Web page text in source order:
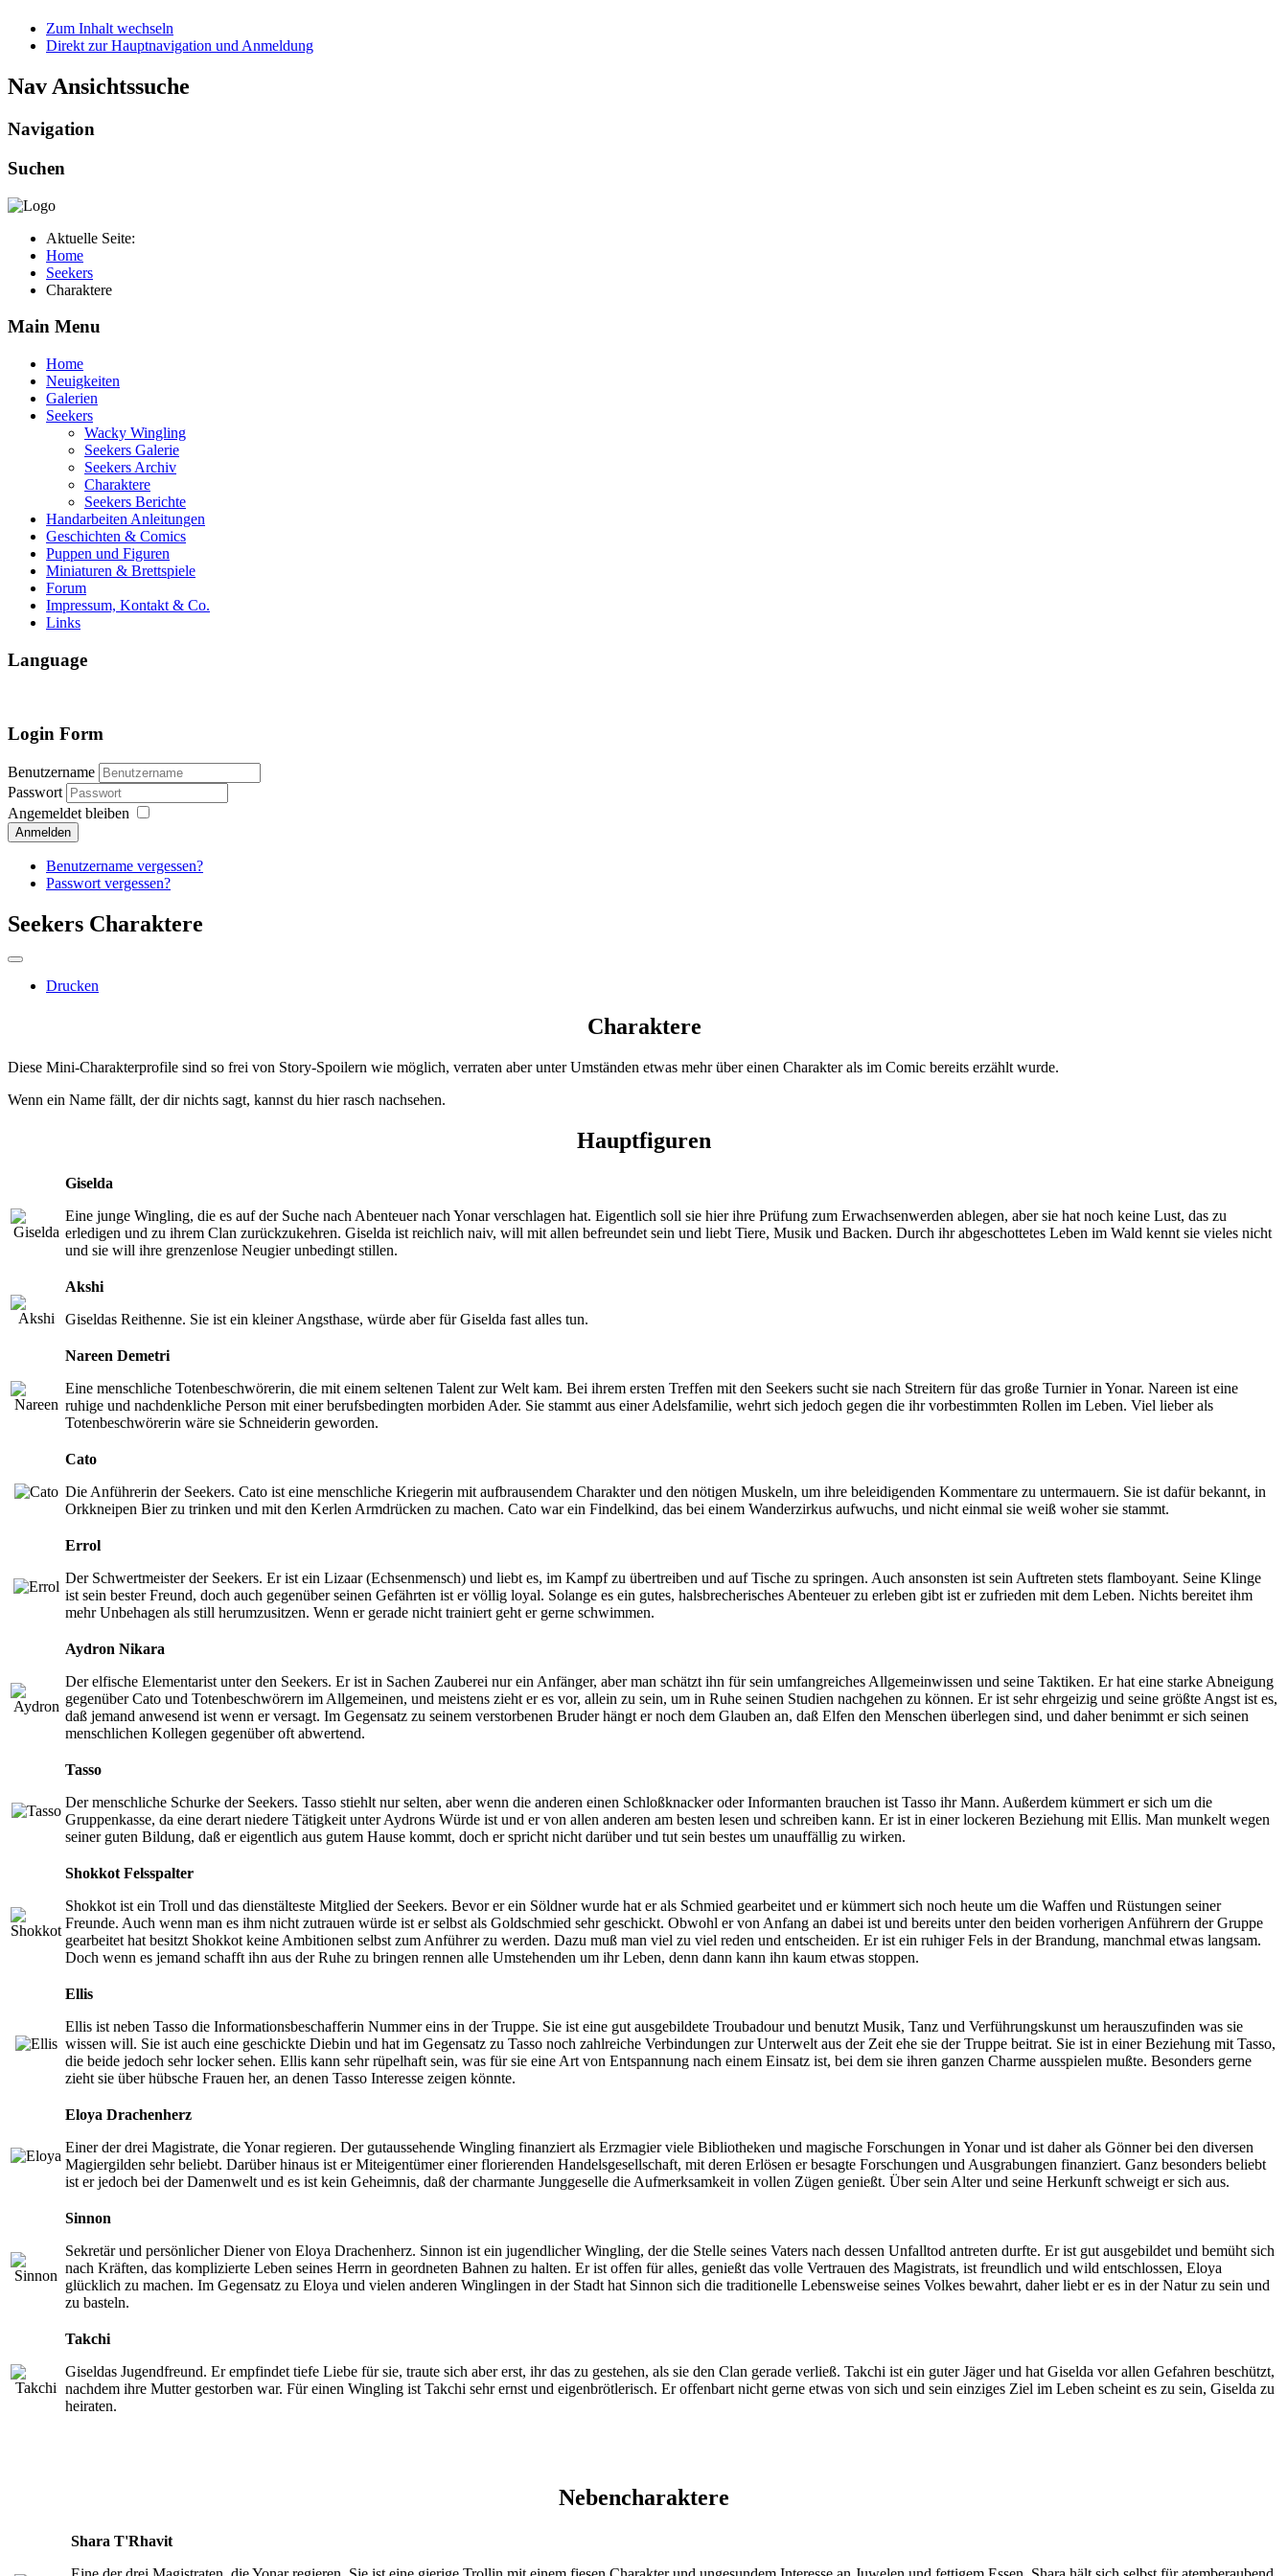
Zum Inhalt wechseln
Direkt zur Hauptnavigation und Anmeldung
Nav Ansichtssuche
Navigation
Suchen
Aktuelle Seite:
Home
Seekers
Charaktere
Main Menu
Home
Neuigkeiten
Galerien
Seekers
Wacky Wingling
Seekers Galerie
Seekers Archiv
Charaktere
Seekers Berichte
Handarbeiten Anleitungen
Geschichten & Comics
Puppen und Figuren
Miniaturen & Brettspiele
Forum
Impressum, Kontakt & Co.
Links
Language
Login Form
Benutzername
Passwort
Angemeldet bleiben
Anmelden
Benutzername vergessen?
Passwort vergessen?
Seekers Charaktere
Drucken
Charaktere
Diese Mini-Charakterprofile sind so frei von Story-Spoilern wie möglich, verraten aber unter Umständen etwas mehr über einen Charakter als im Comic bereits erzählt wurde.
Wenn ein Name fällt, der dir nichts sagt, kannst du hier rasch nachsehen.
Hauptfiguren
Giselda
Eine junge Wingling, die es auf der Suche nach Abenteuer nach Yonar verschlagen hat. Eigentlich soll sie hier ihre Prüfung zum Erwachsenwerden ablegen, aber sie hat noch keine Lust, das zu
erledigen und zu ihrem Clan zurückzukehren. Giselda ist reichlich naiv, will mit allen befreundet sein und liebt Tiere, Musik und Backen. Durch ihr abgeschottetes Leben im Wald kennt sie vieles nicht
und sie will ihre grenzenlose Neugier unbedingt stillen.
Akshi
Giseldas Reithenne. Sie ist ein kleiner Angsthase, würde aber für Giselda fast alles tun.
Nareen Demetri
Eine menschliche Totenbeschwörerin, die mit einem seltenen Talent zur Welt kam. Bei ihrem ersten Treffen mit den Seekers sucht sie nach Streitern für das große Turnier in Yonar. Nareen ist eine
ruhige und nachdenkliche Person mit einer berufsbedingten morbiden Ader. Sie stammt aus einer Adelsfamilie, wehrt sich jedoch gegen die ihr vorbestimmten Rollen im Leben. Viel lieber als
Totenbeschwörerin wäre sie Schneiderin geworden.
Cato
Die Anführerin der Seekers. Cato ist eine menschliche Kriegerin mit aufbrausendem Charakter und den nötigen Muskeln, um ihre beleidigenden Kommentare zu untermauern. Sie ist dafür bekannt, in
Orkkneipen Bier zu trinken und mit den Kerlen Armdrücken zu machen. Cato war ein Findelkind, das bei einem Wanderzirkus aufwuchs, und nicht einmal sie weiß woher sie stammt.
Errol
Der Schwertmeister der Seekers. Er ist ein Lizaar (Echsenmensch) und liebt es, im Kampf zu übertreiben und auf Tische zu springen. Auch ansonsten ist sein Auftreten stets flamboyant. Seine Klinge
ist sein bester Freund, doch auch gegenüber seinen Gefährten ist er völlig loyal. Solange es ein gutes, halsbrecherisches Abenteuer zu erleben gibt ist er zufrieden mit dem Leben. Nichts bereitet ihm
mehr Unbehagen als still herumzusitzen. Wenn er gerade nicht trainiert geht er gerne schwimmen.
Aydron Nikara
Der elfische Elementarist unter den Seekers. Er ist in Sachen Zauberei nur ein Anfänger, aber man schätzt ihn für sein umfangreiches Allgemeinwissen und seine Taktiken. Er hat eine starke Abneigung
gegenüber Cato und Totenbeschwörern im Allgemeinen, und meistens zieht er es vor, allein zu sein, um in Ruhe seinen Studien nachgehen zu können. Er ist sehr ehrgeizig und seine größte Angst ist es,
daß jemand anwesend ist wenn er versagt. Im Gegensatz zu seinem verstorbenen Bruder hängt er noch dem Glauben an, daß Elfen den Menschen überlegen sind, und daher benimmt er sich seinen
menschlichen Kollegen gegenüber oft abwertend.
Tasso
Der menschliche Schurke der Seekers. Tasso stiehlt nur selten, aber wenn die anderen einen Schloßknacker oder Informanten brauchen ist Tasso ihr Mann. Außerdem kümmert er sich um die
Gruppenkasse, da eine derart niedere Tätigkeit unter Aydrons Würde ist und er von allen anderen am besten lesen und schreiben kann. Er ist in einer lockeren Beziehung mit Ellis. Man munkelt wegen
seiner guten Bildung, daß er eigentlich aus gutem Hause kommt, doch er spricht nicht darüber und tut sein bestes um unauffällig zu wirken.
Shokkot Felsspalter
Shokkot ist ein Troll und das dienstälteste Mitglied der Seekers. Bevor er ein Söldner wurde hat er als Schmied gearbeitet und er kümmert sich noch heute um die Waffen und Rüstungen seiner
Freunde. Auch wenn man es ihm nicht zutrauen würde ist er selbst als Goldschmied sehr geschickt. Obwohl er von Anfang an dabei ist und bereits unter den beiden vorherigen Anführern der Gruppe
gearbeitet hat besitzt Shokkot keine Ambitionen selbst zum Anführer zu werden. Dazu muß man viel zu viel reden und entscheiden. Er ist ein ruhiger Fels in der Brandung, manchmal etwas langsam.
Doch wenn es jemand schafft ihn aus der Ruhe zu bringen rennen alle Umstehenden um ihr Leben, denn dann kann ihn kaum etwas stoppen.
Ellis
Ellis ist neben Tasso die Informationsbeschafferin Nummer eins in der Truppe. Sie ist eine gut ausgebildete Troubadour und benutzt Musik, Tanz und Verführungskunst um herauszufinden was sie
wissen will. Sie ist auch eine geschickte Diebin und hat im Gegensatz zu Tasso noch zahlreiche Verbindungen zur Unterwelt aus der Zeit ehe sie der Truppe beitrat. Sie ist in einer Beziehung mit Tasso,
die beide jedoch sehr locker sehen. Ellis kann sehr rüpelhaft sein, was für sie eine Art von Entspannung nach einem Einsatz ist, bei dem sie ihren ganzen Charme ausspielen mußte. Besonders gerne
zieht sie über hübsche Frauen her, an denen Tasso Interesse zeigen könnte.
Eloya Drachenherz
Einer der drei Magistrate, die Yonar regieren. Der gutaussehende Wingling finanziert als Erzmagier viele Bibliotheken und magische Forschungen in Yonar und ist daher als Gönner bei den diversen
Magiergilden sehr beliebt. Darüber hinaus ist er Miteigentümer einer florierenden Handelsgesellschaft, mit deren Erlösen er besagte Forschungen und Ausgrabungen finanziert. Ganz besonders beliebt
ist er jedoch bei der Damenwelt und es ist kein Geheimnis, daß der charmante Junggeselle die Aufmerksamkeit in vollen Zügen genießt. Über sein Alter und seine Herkunft schweigt er sich aus.
Sinnon
Sekretär und persönlicher Diener von Eloya Drachenherz. Sinnon ist ein jugendlicher Wingling, der die Stelle seines Vaters nach dessen Unfalltod antreten durfte. Er ist gut ausgebildet und bemüht sich
nach Kräften, das komplizierte Leben seines Herrn in geordneten Bahnen zu halten. Er ist offen für alles, genießt das volle Vertrauen des Magistrats, ist freundlich und wild entschlossen, Eloya
glücklich zu machen. Im Gegensatz zu Eloya und vielen anderen Winglingen in der Stadt hat Sinnon sich die traditionelle Lebensweise seines Volkes bewahrt, daher liebt er es in der Natur zu sein und
zu basteln.
Takchi
Giseldas Jugendfreund. Er empfindet tiefe Liebe für sie, traute sich aber erst, ihr das zu gestehen, als sie den Clan gerade verließ. Takchi ist ein guter Jäger und hat Giselda vor allen Gefahren beschützt,
nachdem ihre Mutter gestorben war. Für einen Wingling ist Takchi sehr ernst und eigenbrötlerisch. Er offenbart nicht gerne etwas von sich und sein einziges Ziel im Leben scheint es zu sein, Giselda zu
heiraten.
Nebencharaktere
Shara T'Rhavit